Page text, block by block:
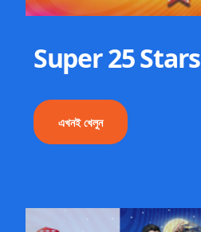
Super 25 Stars
এখনই খেলুন